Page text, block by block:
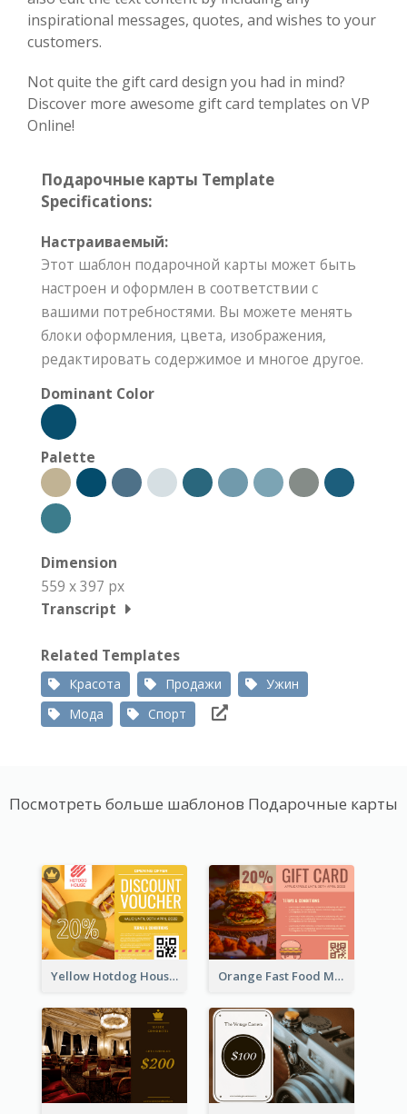
inspirational messages, quotes, and wishes to your
customers.
Not quite the gift card design you had in mind?
Discover more awesome gift card templates on VP
Online!
Подарочные карты Template
Specifications:
Настраиваемый:
Этот шаблон подарочной карты может быть
настроен и оформлен в соответствии с
вашими потребностями. Вы можете менять
блоки оформления, цвета, изображения,
редактировать содержимое и многое другое.
Dominant Color
Palette
Dimension
559 x 397 px
Transcript
Related Templates
Красота Продажи
Ужин
Мода
Спорт
Посмотреть больше шаблонов Подарочные карты
Yellow Hotdog House Sales Gift Card Orange Fast Food Meal Discount Coupon Design